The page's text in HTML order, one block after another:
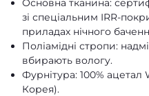
зі спеціальним IRR-
приладах нічного
Поліамідні стропи:
вбирають вологу.
Фурнітура: 100%
Корея).